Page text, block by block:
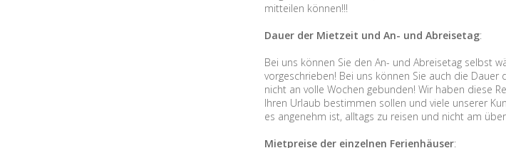
mitteilen können!!!
Dauer der Mietzeit und An- und Abreisetag:
Bei uns können Sie den An- und Abreisetag selbst
vorgeschrieben! Bei uns können Sie auch die
nicht an volle Wochen gebunden! Wir haben diese
Ihren Urlaub bestimmen sollen und viele unserer
es angenehm ist, alltags zu reisen und nicht am
Mietpreise der einzelnen Ferienhäuser: